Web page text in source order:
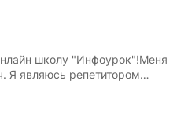
школу "Инфоурок"!Меня
Я являюсь репетитором
понимании математики!
аттестатами и золотой